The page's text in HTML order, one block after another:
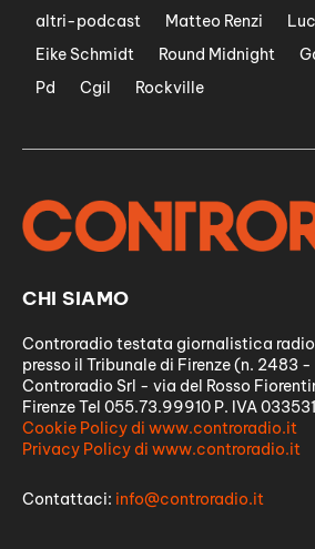
altri-podcast
Matteo Renzi
Eike Schmidt
Round Midnight
Pd
Cgil Rockville
CHI SIAMO
Controradio testata giornalistica
presso il Tribunale di Firenze (n. 2483
Controradio Srl - via del Rosso
Firenze Tel 055.73.99910 P. IVA
Cookie Policy di www.controradio.it
Privacy Policy di www.controradio.it
Contattaci: info@controradio.it